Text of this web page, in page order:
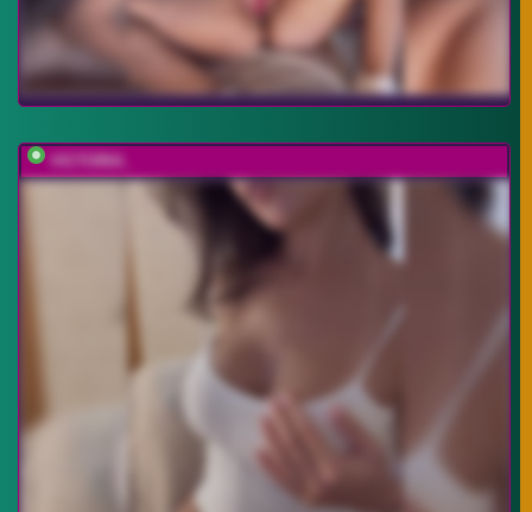
VICTORIA_